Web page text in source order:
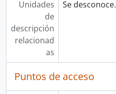
Unidades
de
descripción
relacionad
as
Se desconoce.
Puntos de acceso